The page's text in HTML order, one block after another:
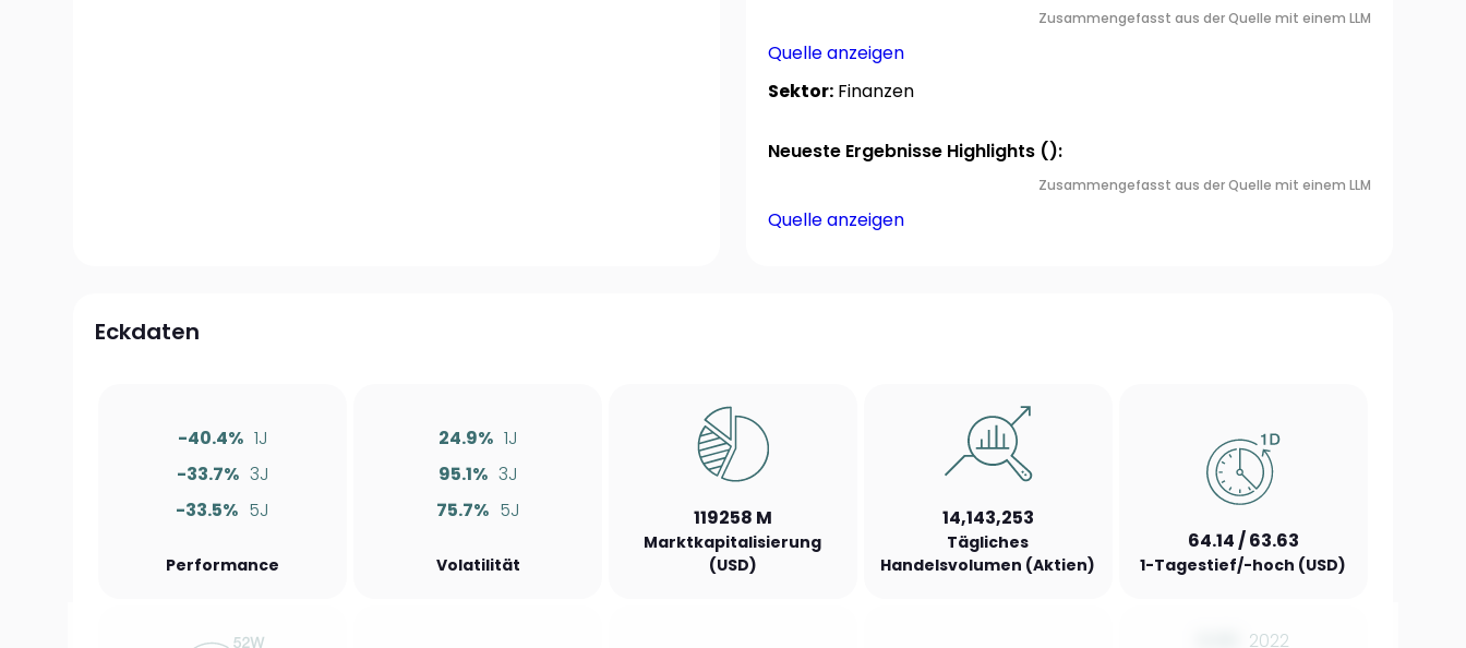
Zusammengefasst aus der Quelle mit einem LLM
Quelle anzeigen
Sektor: Finanzen
Neueste Ergebnisse Highlights ():
Zusammengefasst aus der Quelle mit einem LLM
Quelle anzeigen
Eckdaten
-40.4% 1J
-33.7% 3J
-33.5% 5J
Performance
24.9% 1J
95.1% 3J
75.7% 5J
Volatilität
119258 M
Marktkapitalisierung
(USD)
14,143,253
Tägliches
Handelsvolumen (Aktien)
64.14 / 63.63
1-Tagestief/-hoch (USD)
2022